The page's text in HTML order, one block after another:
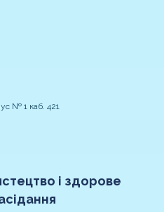
№ 1 каб. 421
і здорове